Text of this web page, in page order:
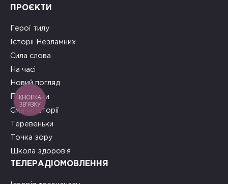
ПРОЄКТИ
Герої тилу
Історії Незламних
Сила слова
На часі
Новий погляд
Подружки
Смачні історії
Теревеньки
Точка зору
Школа здоров’я
ТЕЛЕРАДІОМОВЛЕННЯ
КНОПКА
ЗВ'ЯЗКУ